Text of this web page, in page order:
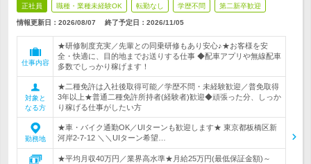
正社員 職種・業種未経験OK 転勤なし 学歴不問 第二新卒歓迎
情報更新日：2026/08/07 終了予定日： 2026/11/05
仕事内容
★研修制度充実／先輩との同乗研修もあり安心♪★お客様を安
全・快適に、目的地までお送りする仕事 ◆配車アプリや無線配車
多数でしっかり稼げます！
対象と
なる方
★二種免許は入社後取得可能／学歴不問・未経験歓迎／普免取得
3年以上★普通二種免許所持者(経験者)歓迎◆頑張った分、しっか
り稼げる仕事がしたい方
勤務地
★車・バイク通勤OK／UIターンも歓迎します★ 東京都板橋区新
河岸2-7-12 ＼＼UIターン希望…
★平均月収40万円／業界高水準★月給25万円(最低保証金額)～